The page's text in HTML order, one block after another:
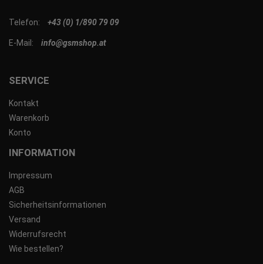
SERVICE
Kontakt
Warenkorb
Konto
INFORMATION
Impressum
AGB
Sicherheitsinformationen
Versand
Widerrufsrecht
Wie bestellen?
Telefon: +43 (0) 1/890 79 09
E-Mail: info@gsmshop.at